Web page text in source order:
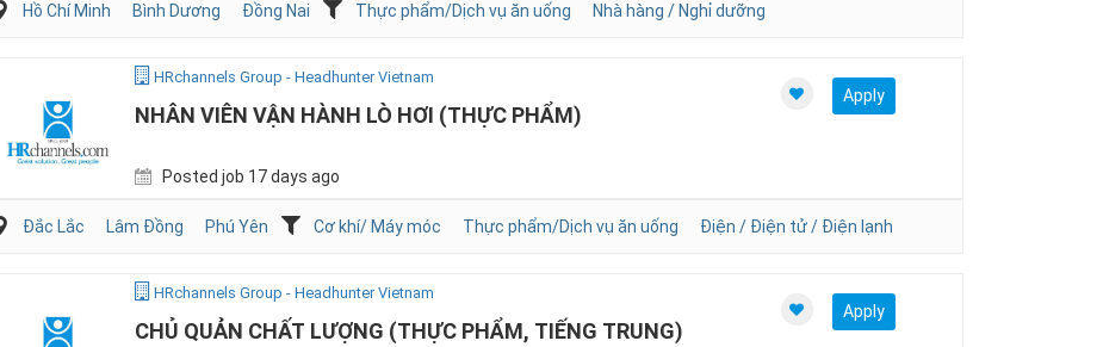
Hồ Chí Minh Bình Dương Đồng Nai Thực phẩm/Dịch vụ ăn uống Nhà hàng / Nghỉ dưỡng
HRchannels Group - Headhunter Vietnam
NHÂN VIÊN VẬN HÀNH LÒ HƠI (THỰC PHẨM)
Posted job 17 days ago
Apply
Đắc Lắc Lâm Đồng Phú Yên Cơ khí/ Máy móc Thực phẩm/Dịch vụ ăn uống Điện / Điện tử / Điện lạnh
HRchannels Group - Headhunter Vietnam
CHỦ QUẢN CHẤT LƯỢNG (THỰC PHẨM, TIẾNG TRUNG)
Apply